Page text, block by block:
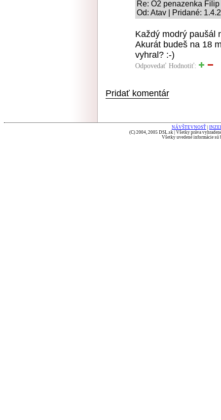
Re: O2 penazenka Filip
Od: Atav | Pridané:
Každý modrý paušál
Akurát budeš na 18
vyhral? :-)
Odpovedať Hodnotiť:
Pridať komentár
NÁVŠTEVNOSŤ
(C) 2004, 2005 DSL.sk | Všetky práva
Všetky uvedené informácie sú